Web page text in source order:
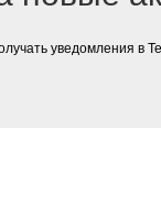
уведомления в